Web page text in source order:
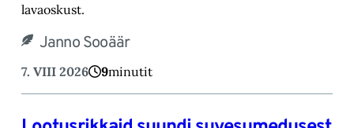
lavaoskust.‎
Janno Sooäär
7. VIII 2026 9minutit